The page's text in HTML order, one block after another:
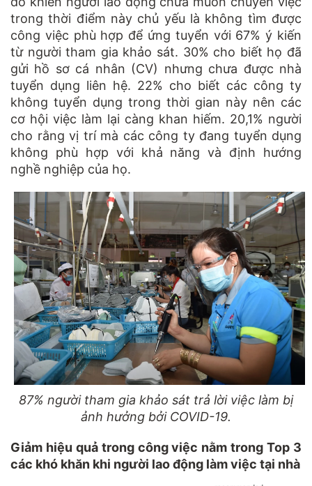
trong thời điểm này chủ yếu là không tìm được
công việc phù hợp để ứng tuyển với 67% ý kiến
từ người tham gia khảo sát. 30% cho biết họ đã
gửi hồ sơ cá nhân (CV) nhưng chưa được nhà
tuyển dụng liên hệ. 22% cho biết các công ty
không tuyển dụng trong thời gian này nên các
cơ hội việc làm lại càng khan hiếm. 20,1% người
cho rằng vị trí mà các công ty đang tuyển dụng
không phù hợp với khả năng và định hướng
nghề nghiệp của họ.
87% người tham gia khảo sát trả lời việc làm bị
ảnh hưởng bởi COVID-19.
Giảm hiệu quả trong công việc nằm trong Top 3
các khó khăn khi người lao động làm việc tại nhà